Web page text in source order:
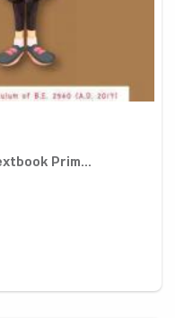
Prim...